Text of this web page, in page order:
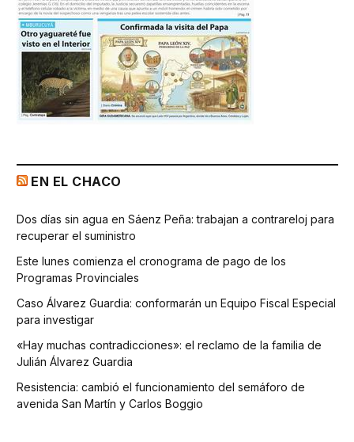
EN EL CHACO
Dos días sin agua en Sáenz Peña: trabajan a contrareloj para
recuperar el suministro
Este lunes comienza el cronograma de pago de los
Programas Provinciales
Caso Álvarez Guardia: conformarán un Equipo Fiscal Especial
para investigar
«Hay muchas contradicciones»: el reclamo de la familia de
Julián Álvarez Guardia
Resistencia: cambió el funcionamiento del semáforo de
avenida San Martín y Carlos Boggio